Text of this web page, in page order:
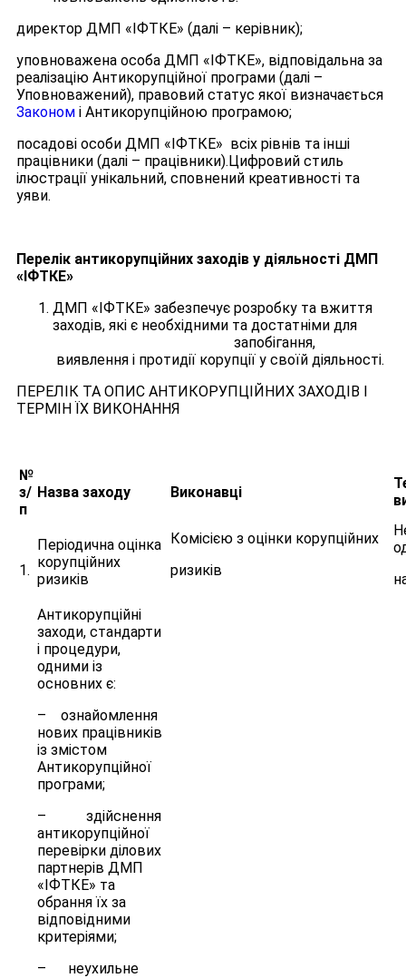
директор ДМП «ІФТКЕ» (далі – керівник);
уповноважена особа ДМП «ІФТКЕ», відповідальна за
реалізацію Антикорупційної програми (далі –
Уповноважений), правовий статус якої визначається
Законом і Антикорупційною програмою;
посадові особи ДМП «ІФТКЕ» всіх рівнів та інші
працівники (далі – працівники).Цифровий стиль
ілюстрації унікальний, сповнений креативності та
уяви.
Перелік антикорупційних заходів у діяльності ДМП
«ІФТКЕ»
ДМП «ІФТКЕ» забезпечує розробку та вжиття
заходів, які є необхідними та достатніми для
запобігання,
виявлення і протидії корупції у своїй діяльності.
ПЕРЕЛІК ТА ОПИС АНТИКОРУПЦІЙНИХ ЗАХОДІВ І
ТЕРМІН ЇХ ВИКОНАННЯ
№
з/
п
Назва заходу Виконавці
1.
Періодична оцінка
корупційних
ризиків
Комісією з оцінки корупційних
ризиків
Антикорупційні
заходи, стандарти
і процедури,
одними із
основних є:
– ознайомлення
нових працівників
із змістом
Антикорупційної
програми;
– здійснення
антикорупційної
перевірки ділових
партнерів ДМП
«ІФТКЕ» та
обрання їх за
відповідними
критеріями;
– неухильне